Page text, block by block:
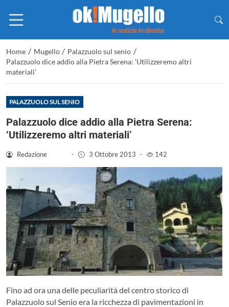
Home / Mugello / Palazzuolo sul senio /
Palazzuolo dice addio alla Pietra Serena: ‘Utilizzeremo altri
materiali’
PALAZZUOLO SUL SENIO
Palazzuolo dice addio alla Pietra Serena:
‘Utilizzeremo altri materiali’
Redazione - 3 Ottobre 2013 - 142
Fino ad ora una delle peculiarità del centro storico di
Palazzuolo sul Senio era la ricchezza di pavimentazioni in